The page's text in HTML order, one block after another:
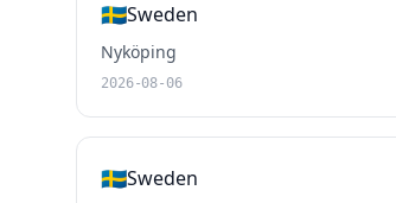
🇸🇪Sweden
Nyköping
2026-08-06
🇸🇪Sweden